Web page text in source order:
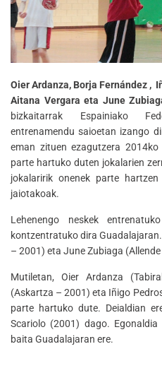
Oier Ardanza, Borja Fernández ,
Aitana Vergara eta June
bizkaitarrak Espainiako
entrenamendu saioetan izango
eman zituen ezagutzera 2014ko
parte hartuko duten jokalarien
jokalaririk onenek parte
jaiotakoak.
Lehenengo neskek
kontzentratuko dira
– 2001) eta June Zubiaga
Mutiletan, Oier Ardanza
(Askartza – 2001) eta Iñigo
parte hartuko dute. Deialdian
Scariolo (2001) dago.
baita Guadalajaran ere.